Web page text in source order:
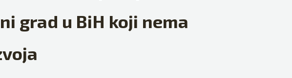
grad u BiH koji nema